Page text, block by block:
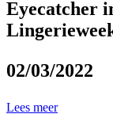
Eyecatcher
02/03/2022
Lees meer